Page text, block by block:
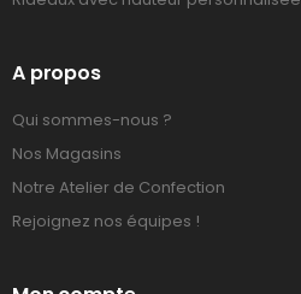
A propos
Qui sommes-nous ?
Nos Magasins
Notre Atelier de Confection
Rejoignez nos équipes !